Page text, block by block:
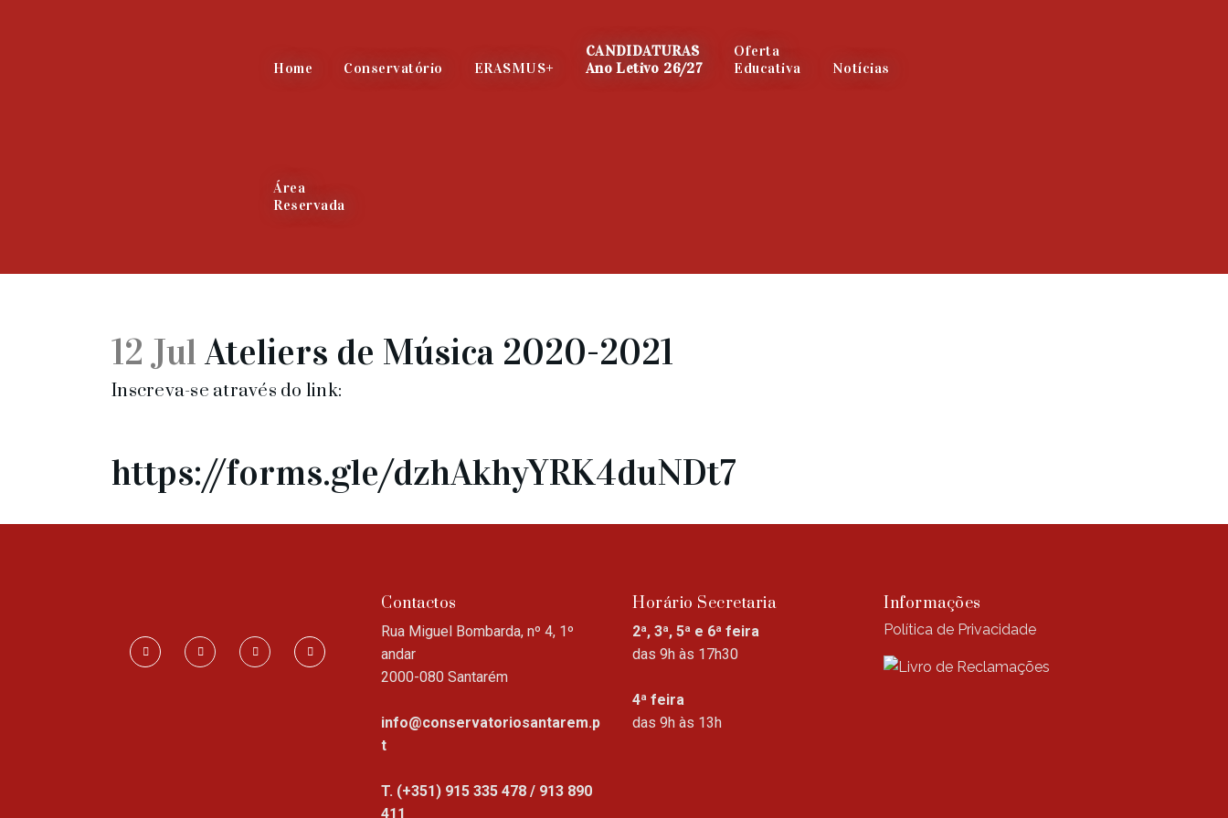
Home Conservatório ERASMUS+
CANDIDATURAS
Ano Letivo 26/27
Oferta
Educativa
Notícias
Área
Reservada
12 JulAteliers de Música 2020-2021
Inscreva-se através do link:
https://forms.gle/dzhAkhyYRK4duNDt7
Contactos
Rua Miguel Bombarda, nº 4, 1º
andar
2000-080 Santarém
info@conservatoriosantarem.p
t
T. (+351) 915 335 478 / 913 890
411
Horário Secretaria
2ª, 3ª, 5ª e 6ª feira
das 9h às 17h30
4ª feira
das 9h às 13h
Informações
Política de Privacidade